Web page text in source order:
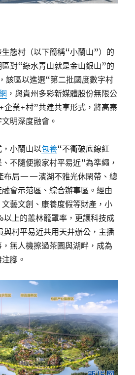
態村（以下簡稱“小蘭山”）的
對“綠水青山就是金山銀山”的
該區以進選“第二批國度數字村
，與貴州多彩新媒體股份無限公
企業+村”共建共享形式，將高寨
明深度融會。
小蘭山以包養“不衝破底線紅
不隨便搬家村平易近”為準繩，
布局——濱湖不雅光休閑帶、總
會示范區、綜合辦事區。經由
藝文創、康養度假等財產，小
上的叢林籠罩率，更讓科技成
與村平易近共用天井辦公，主播
無人機擦過茶園與湖畔，成為
腳。